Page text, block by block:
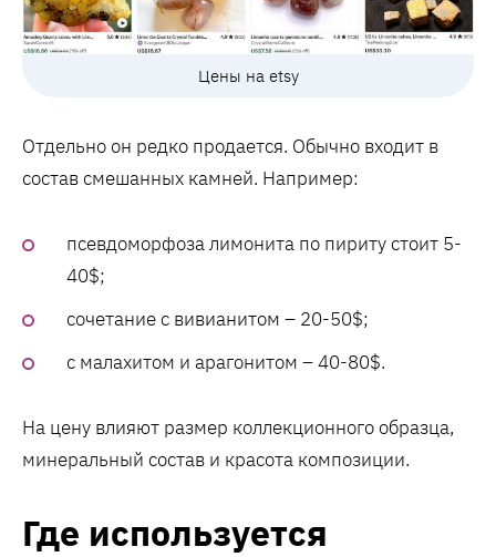
Цены на etsy
Отдельно он редко продается. Обычно входит в
состав смешанных камней. Например:
псевдоморфоза лимонита по пириту стоит 5-
40$;
сочетание с вивианитом – 20-50$;
с малахитом и арагонитом – 40-80$.
На цену влияют размер коллекционного образца,
минеральный состав и красота композиции.
Где используется